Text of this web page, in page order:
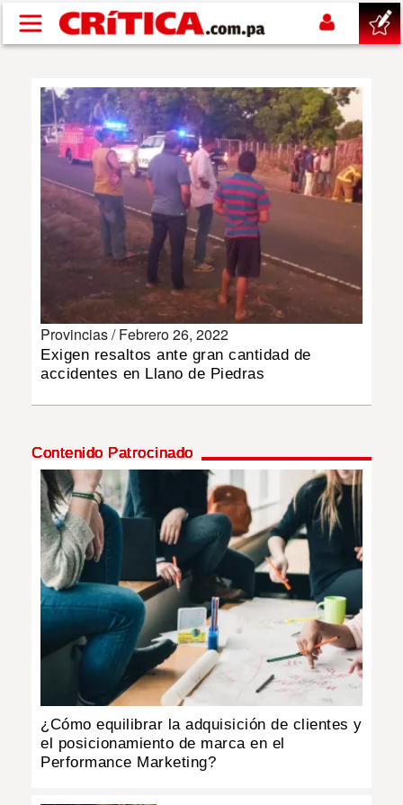
Pasar al contenido principal
SUCESOS
NACIONAL
POLÍTICA
DEPORTES
MULTIMEDIA
IMPRESO
Provincias /Febrero 26, 2022
Exigen resaltos ante gran cantidad de
accidentes en Llano de Piedras
Contenido Patrocinado
¿Cómo equilibrar la adquisición de clientes y
el posicionamiento de marca en el
Performance Marketing?